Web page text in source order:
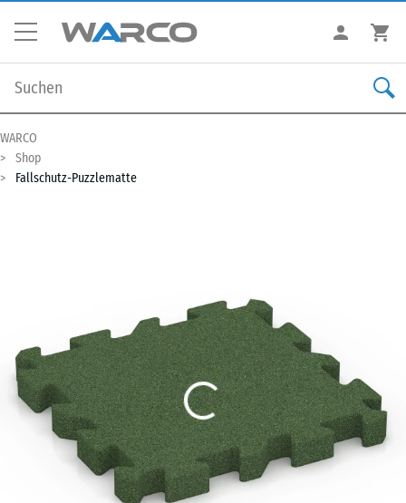
WARCO
Shop
Fallschutz-Puzzlematte